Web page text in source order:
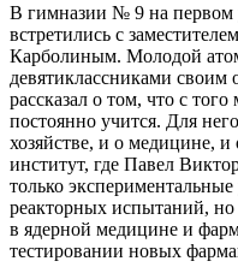
В гимназии № 9 на первом
встретились с
Карболиным. Молодой
девятиклассниками
рассказал о том, что с
постоянно учится. Для
хозяйстве, и о медицине,
институт, где Павел
только
реакторных испытаний, но
в ядерной медицине и
тестировании новых